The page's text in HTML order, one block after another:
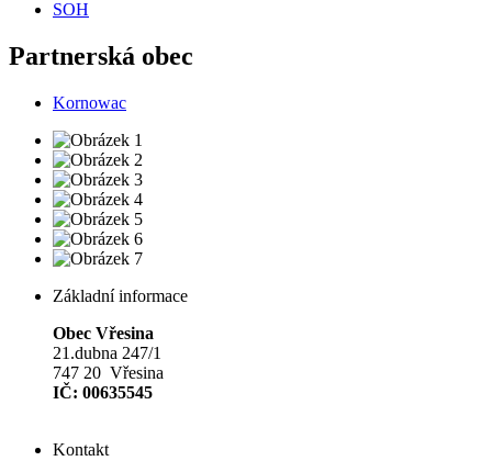
SOH
Partnerská obec
Kornowac
Základní informace
Obec Vřesina
21.dubna 247/1
747 20 Vřesina
IČ: 00635545
Kontakt